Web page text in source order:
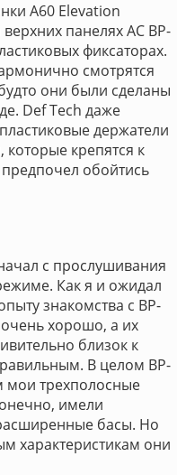
A60 Elevation
панелях АС BP-
фиксаторах.
смотрятся
они были сделаны
Def Tech даже
держатели
которые крепятся к
обойтись
с прослушивания
Как я и ожидал
знакомства с BP-
очень хорошо, а их
близок к
В целом BP-
мои трехполосные
имели
басы. Но
характеристикам они